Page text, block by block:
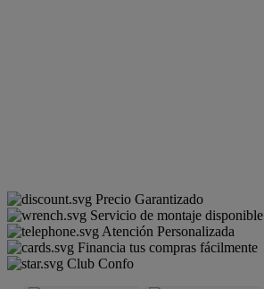
Precio Garantizado
Servicio de montaje disponible
Atención Personalizada
Financia tus compras fácilmente
Club Confo